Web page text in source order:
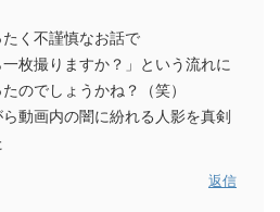
く不謹慎なお話で
一枚撮りますか？」という流れに
のでしょうかね？（笑）
動画内の闇に紛れる人影を真剣
返信